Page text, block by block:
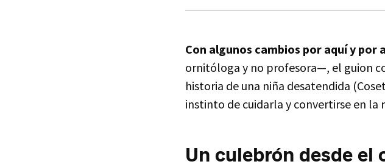
Con algunos cambios por aquí y por
ornitóloga y no profesora—, el guion
historia de una niña desatendida
instinto de cuidarla y convertirse en la
Un culebrón desde el